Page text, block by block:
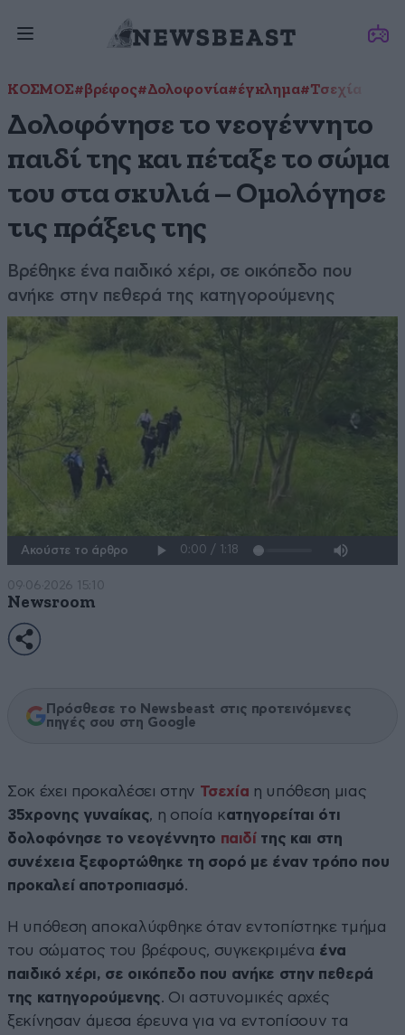
ΚΟΣΜΟΣ#βρέφος#Δολοφονία#έγκλημα#Τσεχία
Δολοφόνησε το νεογέννητο
παιδί της και πέταξε το σώμα
του στα σκυλιά – Ομολόγησε
τις πράξεις της
Βρέθηκε ένα παιδικό χέρι, σε οικόπεδο που
ανήκε στην πεθερά της κατηγορούμενης
Ακούστε το άρθρο
09·06·2026 15:10
Newsroom
Πρόσθεσε το Newsbeast στις προτεινόμενες
πηγές σου στη Google
Σοκ έχει προκαλέσει στην Τσεχία η υπόθεση μιας
35χρονης γυναίκας, η οποία κατηγορείται ότι
δολοφόνησε το νεογέννητο παιδίτης και στη
συνέχεια ξεφορτώθηκε τη σορό με έναν τρόπο που
προκαλεί αποτροπιασμό.
Η υπόθεση αποκαλύφθηκε όταν εντοπίστηκε τμήμα
του σώματος του βρέφους, συγκεκριμένα ένα
παιδικό χέρι, σε οικόπεδο που ανήκε στην πεθερά
της κατηγορούμενης. Οι αστυνομικές αρχές
ξεκίνησαν άμεσα έρευνα για να εντοπίσουν τα